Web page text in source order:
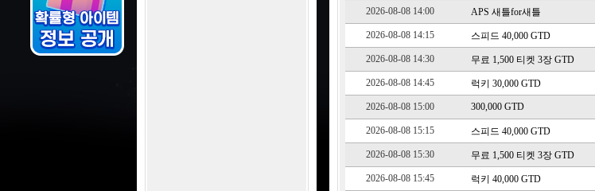
2026-08-08 14:00 APS 새틀for새틀
2026-08-08 14:15 스피드 40,000 GTD
2026-08-08 14:30 무료 1,500 티켓 3장 GTD
2026-08-08 14:45 럭키 30,000 GTD
2026-08-08 15:00 300,000 GTD
2026-08-08 15:15 스피드 40,000 GTD
2026-08-08 15:30 무료 1,500 티켓 3장 GTD
2026-08-08 15:45 럭키 40,000 GTD